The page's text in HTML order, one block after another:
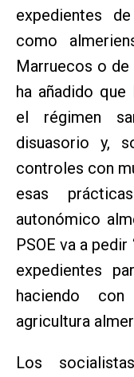
expedientes
como
Marruecos o de
ha añadido
el régimen
disuasorio y,
controles con
esas
autonómico
PSOE va a
expedientes
haciendo
agricultura
Los